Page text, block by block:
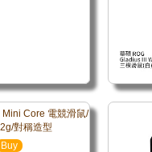
Core 電競滑鼠/
對稱造型
Buy